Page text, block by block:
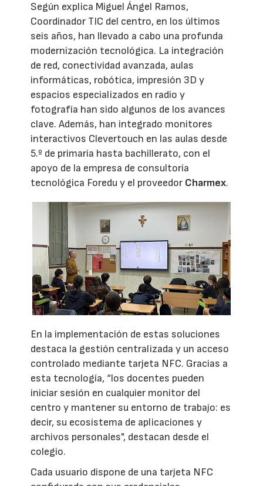
Según explica Miguel Ángel Ramos,
Coordinador TIC del centro, en los últimos
seis años, han llevado a cabo una profunda
modernización tecnológica. La integración
de red, conectividad avanzada, aulas
informáticas, robótica, impresión 3D y
espacios especializados en radio y
fotografía han sido algunos de los avances
clave. Además, han integrado monitores
interactivos Clevertouch en las aulas desde
5.º de primaria hasta bachillerato, con el
apoyo de la empresa de consultoría
tecnológica Foredu y el proveedor Charmex.
En la implementación de estas soluciones
destaca la gestión centralizada y un acceso
controlado mediante tarjeta NFC. Gracias a
esta tecnología, “los docentes pueden
iniciar sesión en cualquier monitor del
centro y mantener su entorno de trabajo: es
decir, su ecosistema de aplicaciones y
archivos personales", destacan desde el
colegio.
Cada usuario dispone de una tarjeta NFC